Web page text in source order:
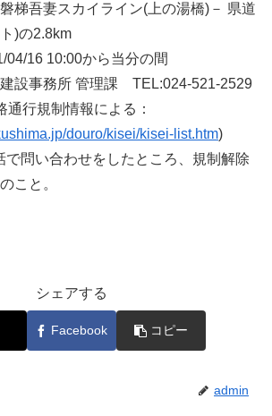
梯吾妻スカイライン(上の湯橋)－ 県道
)の2.8km
04/16 10:00から当分の間
建設事務所 管理課 TEL:024-521-2529
通行規制情報による：
douro/kisei/kisei-list.htm)
で問い合わせをしたところ、規制解除
こと。
シェアする
Facebook コピー
admin